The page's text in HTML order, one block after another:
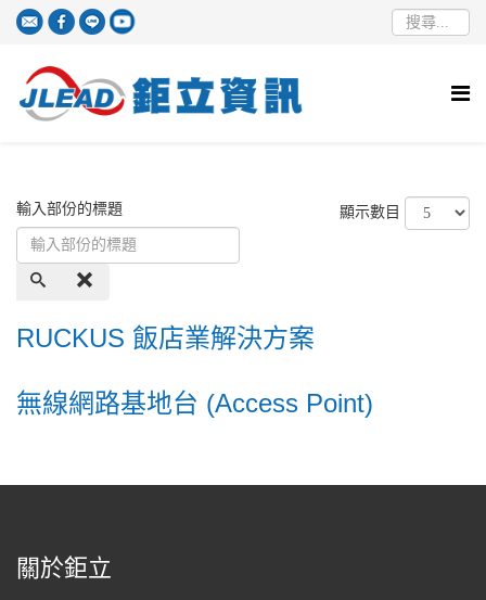
輸入部份的標題 顯示數目
RUCKUS 飯店業解決方案
無線網路基地台 (Access Point)
關於鉅立